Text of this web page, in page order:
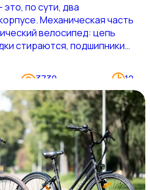
по сути, два
Механическая часть
велосипед: цепь
стираются, подшипники
— аккумулятор, мотор,
байк проживёт и
будет вести себя через
3730 12